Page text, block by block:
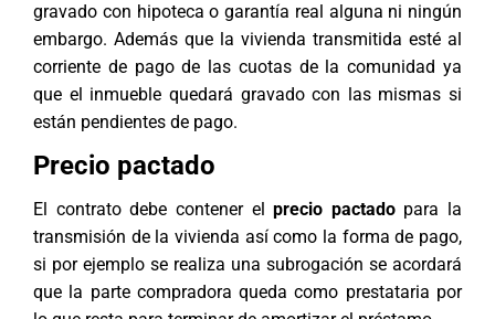
gravado con hipoteca o garantía real alguna ni ningún
embargo. Además que la vivienda transmitida esté al
corriente de pago de las cuotas de la comunidad ya
que el inmueble quedará gravado con las mismas si
están pendientes de pago.
Precio pactado
El contrato debe contener elprecio pactadopara la
transmisión de la vivienda así como la forma de pago,
si por ejemplo se realiza una subrogación se acordará
que la parte compradora queda como prestataria por